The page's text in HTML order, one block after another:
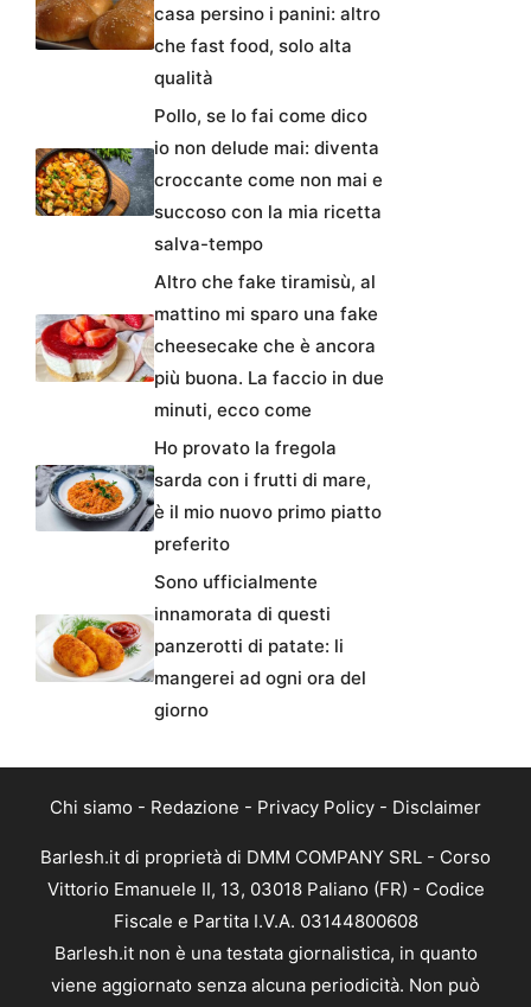
casa persino i panini: altro
che fast food, solo alta
qualità
Pollo, se lo fai come dico
io non delude mai: diventa
croccante come non mai e
succoso con la mia ricetta
salva-tempo
Altro che fake tiramisù, al
mattino mi sparo una fake
cheesecake che è ancora
più buona. La faccio in due
minuti, ecco come
Ho provato la fregola
sarda con i frutti di mare,
è il mio nuovo primo piatto
preferito
Sono ufficialmente
innamorata di questi
panzerotti di patate: li
mangerei ad ogni ora del
giorno
Chi siamo - Redazione - Privacy Policy - Disclaimer
Barlesh.it di proprietà di DMM COMPANY SRL - Corso
Vittorio Emanuele II, 13, 03018 Paliano (FR) - Codice
Fiscale e Partita I.V.A. 03144800608
Barlesh.it non è una testata giornalistica, in quanto
viene aggiornato senza alcuna periodicità. Non può